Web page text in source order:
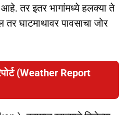
तर इतर भागांमध्ये हलक्या ते
घाटमाथावर पावसाचा जोर
(Weather Report